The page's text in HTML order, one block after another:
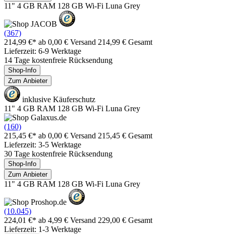
11" 4 GB RAM 128 GB Wi-Fi Luna Grey
(367)
214,99 €* ab 0,00 € Versand 214,99 € Gesamt
Lieferzeit: 6-9 Werktage
14 Tage kostenfreie Rücksendung
Shop-Info
Zum Anbieter
inklusive Käuferschutz
11" 4 GB RAM 128 GB Wi-Fi Luna Grey
(160)
215,45 €* ab 0,00 € Versand 215,45 € Gesamt
Lieferzeit: 3-5 Werktage
30 Tage kostenfreie Rücksendung
Shop-Info
Zum Anbieter
11" 4 GB RAM 128 GB Wi-Fi Luna Grey
(10.045)
224,01 €* ab 4,99 € Versand 229,00 € Gesamt
Lieferzeit: 1-3 Werktage